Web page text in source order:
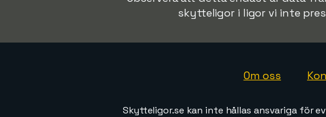
skytteligor i ligor vi inte
Om oss
Skytteligor.se kan inte hållas ansvariga för